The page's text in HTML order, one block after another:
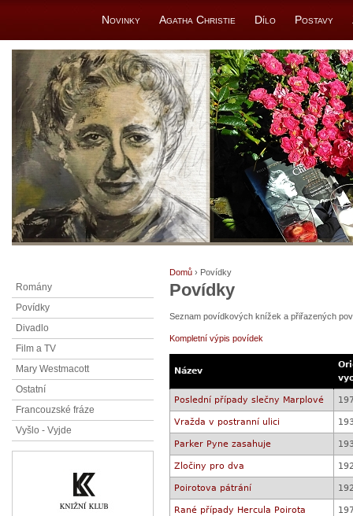
Novinky Agatha Christie Dílo Postavy
Domů › Povídky
Povídky
Seznam povídkových knížek a přiřazených
Kompletní výpis povídek
Název
Poslední případy slečny Marplové
Vražda v postranní ulici
Parker Pyne zasahuje
Zločiny pro dva
Poirotova pátrání
Rané případy Hercula Poirota
Romány
Povídky
Divadlo
Film a TV
Mary Westmacott
Ostatní
Francouzské fráze
Vyšlo - Vyjde